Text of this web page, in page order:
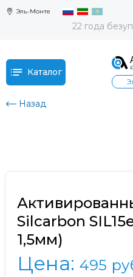
Эль-Монте
22 года
Каталог
Назад
Silcarbon
1,5мм)
Цена: 495